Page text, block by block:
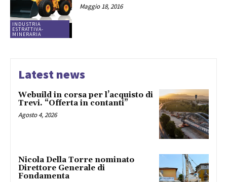
INDUSTRIA
ESTRATTIVA-
MINERARIA
Maggio 18, 2016
Latest news
Webuild in corsa per l’acquisto di
Trevi. “Offerta in contanti”
Agosto 4, 2026
Nicola Della Torre nominato
Direttore Generale di
Fondamenta